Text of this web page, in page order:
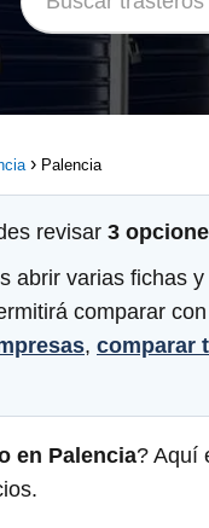
Palencia
revisar 3
abrir varias fichas
comparar
, comparar
en Palencia? Aquí